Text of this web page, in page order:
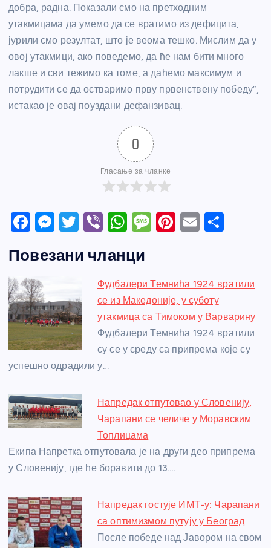
добра, радна. Показали смо на претходним
утакмицама да умемо да се вратимо из дефицита,
јурили смо резултат, што је веома тешко. Мислим да у
овој утакмици, ако поведемо, да ће нам бити много
лакше и сви тежимо ка томе, а даћемо максимум и
потрудити се да остваримо прву првенствену победу”,
истакао је овај поуздани дефанзивац.
0
Гласање за чланке
F
c
e
b
o
o
k
M
ss
n
g
er
T
itt
Vi
er
W
at
s
A
p
p
M
a
g
e
Pi
e
st
E
e
Повезани чланци
Фудбалери Темнића 1924 вратили
се из Македоније, у суботу
утакмица са Тимоком у Варварину
Фудбалери Темнића 1924 вратили
су се у среду са припрема које су
успешно одрадили у…
Напредак отпутовао у Словенију,
Чарапани се челиче у Моравским
Топлицама
Екипа Напретка отпутовала је на други део припрема
у Словенију, где ће боравити до 13.…
Напредак гостује ИМТ-у: Чарапани
са оптимизмом путују у Београд
После победе над Јавором на свом